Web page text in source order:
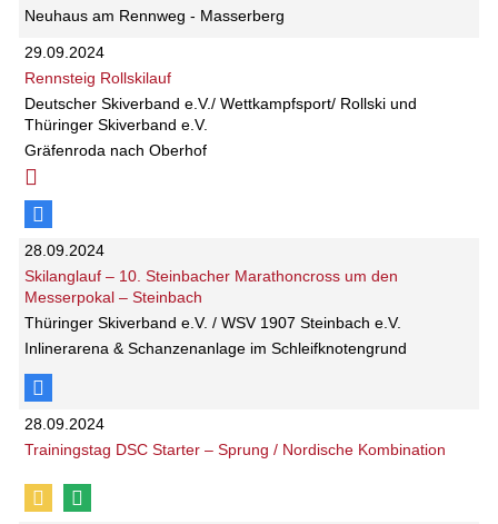
Neuhaus am Rennweg - Masserberg
29.09.2024
Rennsteig Rollskilauf
Deutscher Skiverband e.V./ Wettkampfsport/ Rollski und
Thüringer Skiverband e.V.
Gräfenroda nach Oberhof
28.09.2024
Skilanglauf – 10. Steinbacher Marathoncross um den
Messerpokal – Steinbach
Thüringer Skiverband e.V. / WSV 1907 Steinbach e.V.
Inlinerarena & Schanzenanlage im Schleifknotengrund
28.09.2024
Trainingstag DSC Starter – Sprung / Nordische Kombination